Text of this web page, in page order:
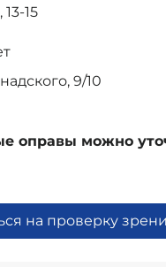
15
9/10
оправы можно
на проверку